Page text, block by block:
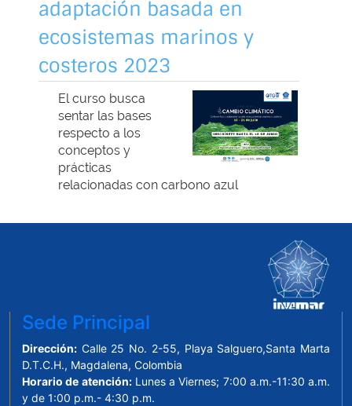
Sede Principal
Dirección: Calle 25 No. 2-55, Playa Salguero,Santa Marta
D.T.C.H., Magdalena, Colombia
Horario de atención:Lunes a Viernes; 7:00 a.m.-11:30 a.m.
y de 1:00 p.m.- 4:30 p.m.